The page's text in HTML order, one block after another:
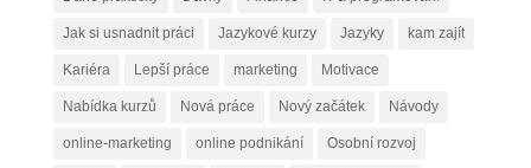
Jak si usnadnit práci Jazykové kurzy Jazyky kam zajít
Kariéra Lepší práce marketing Motivace
Nabídka kurzů Nová práce Nový začátek Návody
online-marketing online podnikání Osobní rozvoj